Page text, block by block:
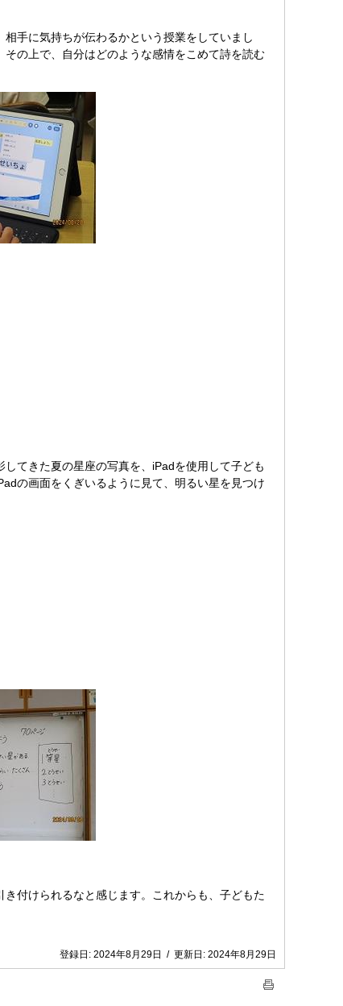
手に気持ちが伝わるかという授業をしていまし
の上で、自分はどのような感情をこめて詩を読む
てきた夏の星座の写真を、iPadを使用して子ども
の画面をくぎいるように見て、明るい星を見つけ
付けられるなと感じます。これからも、子どもた
登録日: 2024年8月29日 / 更新日: 2024年8月29日